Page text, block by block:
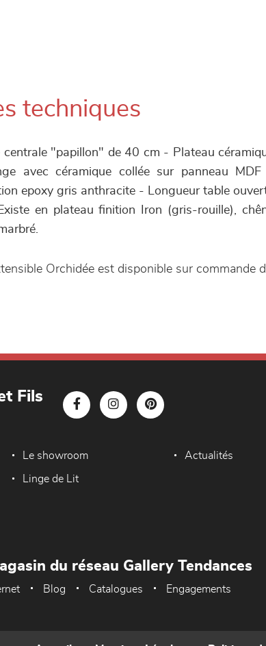
techniques
centrale "papillon" de 40 cm - Plateau
avec céramique collée sur panneau
epoxy gris anthracite - Longueur table
en plateau finition Iron (gris-rouille),
Orchidée est disponible sur commande
Fils
Le showroom Actualités
Linge de Lit
du réseau Gallery Tendances
Blog Catalogues Engagements